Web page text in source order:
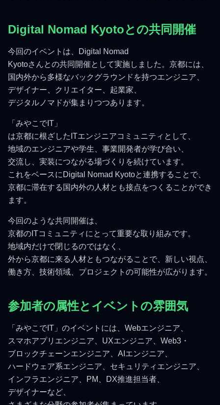
Digital Nomad Kyotoとの共同開催
今回のイベントは、Digital Nomad
Kyotoさんとの共同開催として実施しました。京都には、
国内外から多様なバックグラウンドを持つエンジニア、
デザイナー、クリエイター、起業家、
デジタルノマドが集まりつつあります。
「みやこでIT」
は京都に根ざしたITエンジニアコミュニティとして、
地域のエンジニアや学生、事業開発者が学び合い、
交流し、実装につながる場づくりを続けています。
これをベースにDigital Nomad Kyotoと連携することで、
京都に滞在する国内外の人材とも接点をつくることができ
ます。
今回のような共同開催は、
京都のITコミュニティにとって重要な取り組みです。
地域内だけで閉じるのではなく、
外から京都に来る人材ともつながることで、新しい視点、
働き方、技術領域、プロジェクトの可能性が広がります。
参加者の属性とイベントの雰囲気
「みやこでIT」のイベントには、Webエンジニア、
スマホアプリエンジニア、UXエンジニア、Web3・
ブロックチェーンエンジニア、AIエンジニア、
ハードウェア系エンジニア、セキュリティエンジニア、
インフラエンジニア、PM、DX推進担当者、
デザイナーなど、